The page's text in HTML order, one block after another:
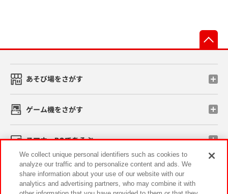
あそび場をさがす
ゲーム機をさがす
スマホ・PCであそぶ
イベント・キャンペーン
We collect unique personal identifiers such as cookies to
analyze our traffic and to personalize content and ads. We
share information about your use of our website with our
analytics and advertising partners, who may combine it with